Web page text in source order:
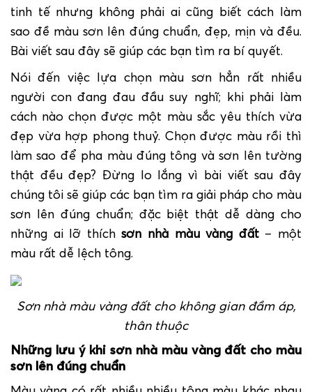
tinh tế nhưng không phải ai cũng biết cách làm
sao đề màu sơn lên đúng chuẩn, đẹp, mịn và đều.
Bài viết sau đây sẽ giúp các bạn tìm ra bí quyết.
Nói đến việc lựa chọn màu sơn hẳn rất nhiều
người con đang đau đầu suy nghĩ; khi phải làm
cách nào chọn được một màu sắc yêu thích vừa
đẹp vừa hợp phong thuỷ. Chọn được màu rồi thì
làm sao để pha màu đúng tông và sơn lên tường
thật đều đẹp? Đừng lo lắng vì bài viết sau đây
chúng tôi sẽ giúp các bạn tìm ra giải pháp cho màu
sơn lên đúng chuẩn; đặc biệt thật dễ dàng cho
những ai lỡ thíchsơn nhà màu vàng đất– một
màu rất dễ lệch tông.
Sơn nhà màu vàng đất chokhônggian đầm áp,
thân thuộc
Những lưu ý khi sơn nhà màu vàng đất cho màu
sơn lên đúng chuẩn